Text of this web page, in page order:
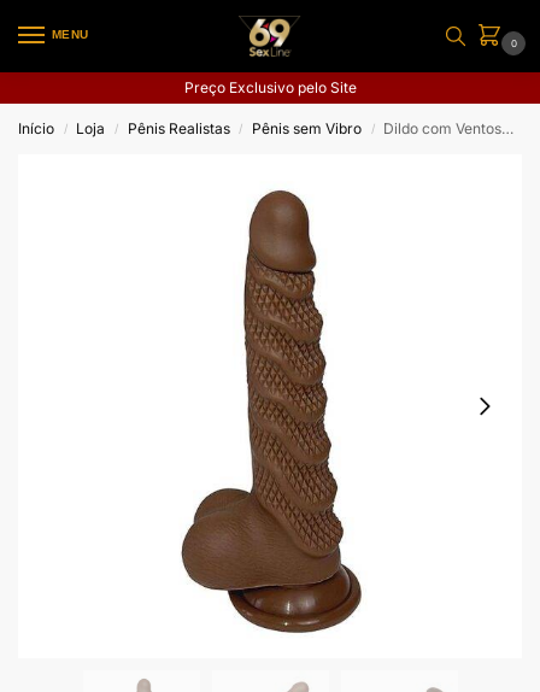
MENU
0
Preço Exclusivo pelo Site
Início / Loja / Pênis Realistas / Pênis sem Vibro / Dildo com Ventosa – 22,0 x 4,5